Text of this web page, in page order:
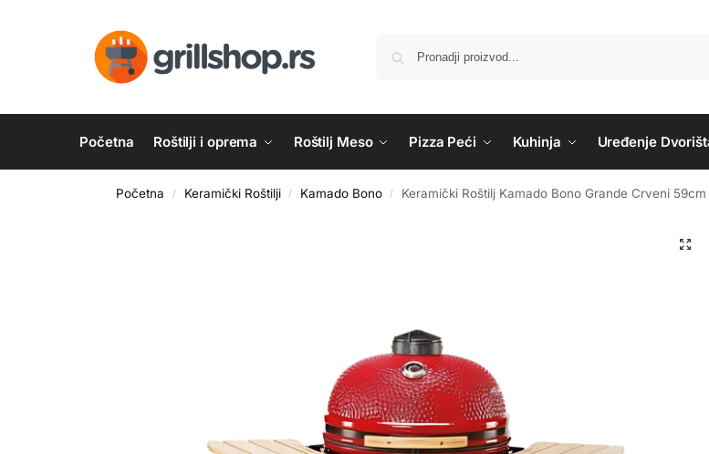
Početna Roštilji i oprema Roštilj Meso Pizza Peći Kuhinja Uređenje
Početna / Keramički Roštilji / Kamado Bono / Keramički Roštilj Kamado Bono Grande Crveni 59cm